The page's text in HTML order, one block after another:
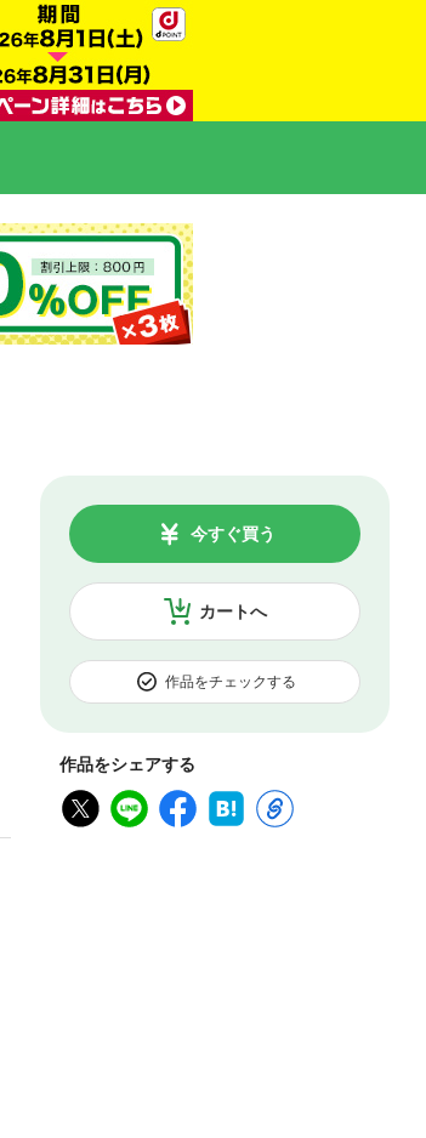
カートへ
今すぐ買う
作品をチェックする
作品をシェアする